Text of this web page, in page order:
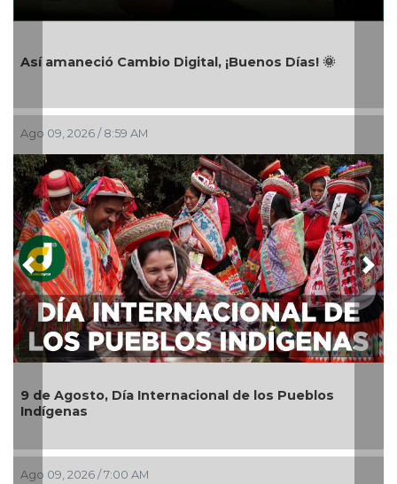
Así amaneció Cambio Digital, ¡Buenos Días! 🌞
Ago 09, 2026 / 8:59 AM
9 de Agosto, Día Internacional de los Pueblos
Indígenas
Ago 09, 2026 / 7:00 AM
Previous